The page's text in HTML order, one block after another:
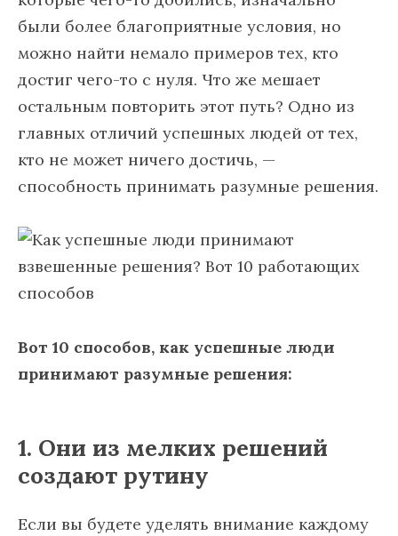
были более благоприятные условия, но
можно найти немало примеров тех, кто
достиг чего-то с нуля. Что же мешает
остальным повторить этот путь? Одно из
главных отличий успешных людей от тех,
кто не может ничего достичь, —
способность принимать разумные решения.
Вот 10 способов, как успешные люди
принимают разумные решения:
1. Они из мелких решений
создают рутину
Если вы будете уделять внимание каждому